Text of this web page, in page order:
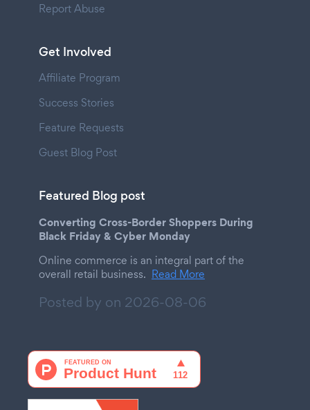
Report Abuse
Get Involved
Affiliate Program
Success Stories
Feature Requests
Guest Blog Post
Featured Blog post
Converting Cross-Border Shoppers During
Black Friday & Cyber Monday
Online commerce is an integral part of the
overall retail business. Read More
Posted by on 2026-08-06